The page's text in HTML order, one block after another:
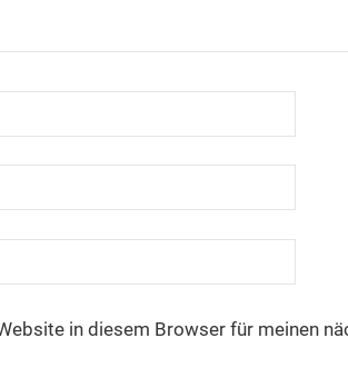
in diesem Browser für meinen